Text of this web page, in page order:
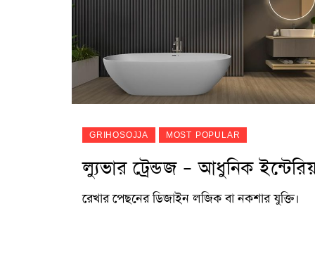
GRIHOSOJJA MOST POPULAR
ল্যুভার ট্রেন্ডজ – আধুনিক
রেখার পেছনের ডিজাইন লজিক বা নকশার যুক্তি।